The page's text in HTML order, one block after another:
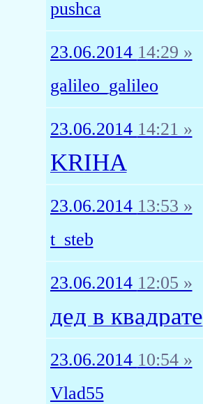
pushca
23.06.2014 14:29 »
galileo_galileo
23.06.2014 14:21 »
KRIHA
23.06.2014 13:53 »
t_steb
23.06.2014 12:05 »
дед в квадрате
23.06.2014 10:54 »
Vlad55